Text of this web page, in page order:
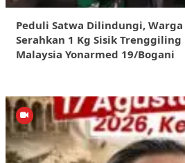
Peduli Satwa Dilindungi, Warga
Serahkan 1 Kg Sisik Trenggiling
Malaysia Yonarmed 19/Bogani